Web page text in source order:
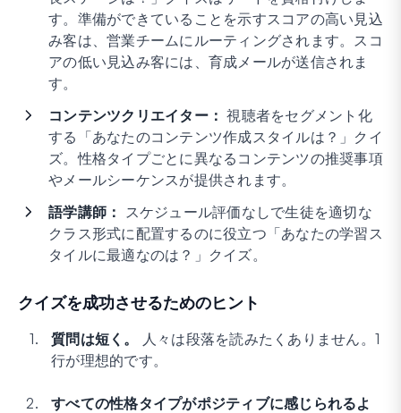
す。準備ができていることを示すスコアの高い見込
み客は、営業チームにルーティングされます。スコ
アの低い見込み客には、育成メールが送信されま
す。
コンテンツクリエイター： 視聴者をセグメント化
する「あなたのコンテンツ作成スタイルは？」クイ
ズ。性格タイプごとに異なるコンテンツの推奨事項
やメールシーケンスが提供されます。
語学講師：
スケジュール評価なしで生徒を適切な
クラス形式に配置するのに役立つ「あなたの学習ス
タイルに最適なのは？」クイズ。
クイズを成功させるためのヒント
質問は短く。
人々は段落を読みたくありません。1
行が理想的です。
すべての性格タイプがポジティブに感じられるよ